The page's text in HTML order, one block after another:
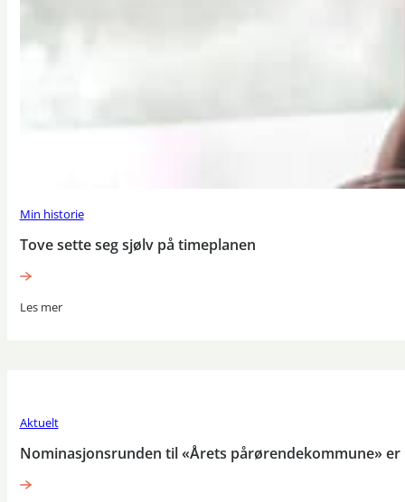
Min historie
Tove sette seg sjølv på timeplanen
Les mer
Aktuelt
Nominasjonsrunden til «Årets pårørendekommune» er